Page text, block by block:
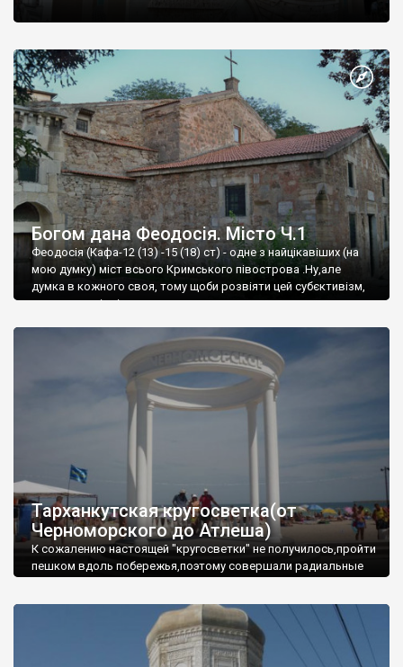
Богом дана Феодосія. Місто Ч.1
Феодосія (Кафа-12 (13) -15 (18) ст) - одне з найцікавіших (на
мою думку) міст всього Кримського півострова .Ну,але
думка в кожного своя, тому щоби розвіяти цей субєктивізм,
запрошую відвідати це
Тарханкутская кругосветка(от
Черноморского до Атлеша)
К сожалению настоящей "кругосветки" не получилось,пройти
пешком вдоль побережья,поэтому совершали радиальные